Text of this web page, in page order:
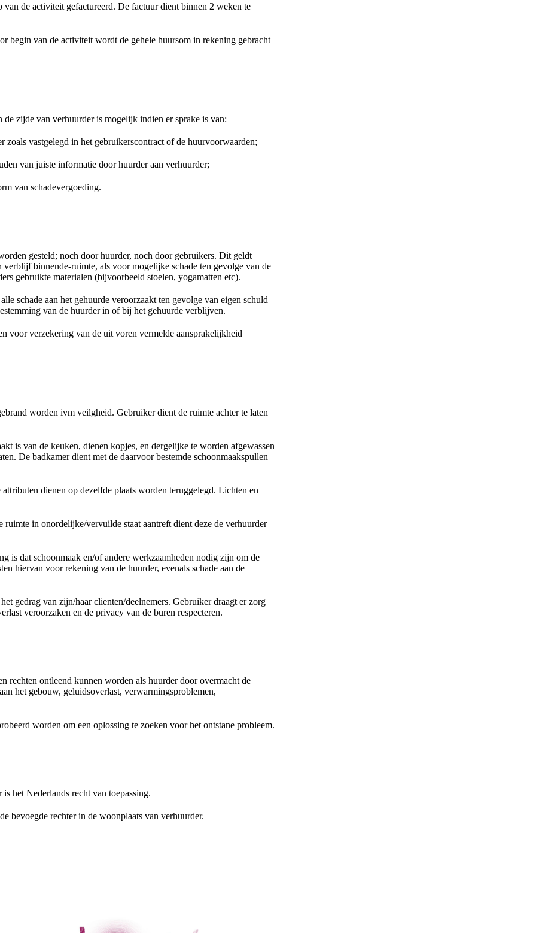
de activiteit gefactureerd. De factuur dient binnen 2 weken te
begin van de activiteit wordt de gehele huursom in rekening gebracht
zijde van verhuurder is mogelijk indien er sprake is van:
vastgelegd in het gebruikerscontract of de huurvoorwaarden;
van juiste informatie door huurder aan verhuurder;
van schadevergoeding.
gesteld; noch door huurder, noch door gebruikers. Dit geldt
binnende-ruimte, als voor mogelijke schade ten gevolge van de
gebruikte materialen (bijvoorbeeld stoelen, yogamatten etc).
schade aan het gehuurde veroorzaakt ten gevolge van eigen schuld
van de huurder in of bij het gehuurde verblijven.
voor verzekering van de uit voren vermelde aansprakelijkheid
worden ivm veilgheid. Gebruiker dient de ruimte achter te laten
is van de keuken, dienen kopjes, en dergelijke te worden afgewassen
De badkamer dient met de daarvoor bestemde schoonmaakspullen
dienen op dezelfde plaats worden teruggelegd. Lichten en
in onordelijke/vervuilde staat aantreft dient deze de verhuurder
is dat schoonmaak en/of andere werkzaamheden nodig zijn om de
hiervan voor rekening van de huurder, evenals schade aan de
gedrag van zijn/haar clienten/deelnemers. Gebruiker draagt er zorg
veroorzaken en de privacy van de buren respecteren.
rechten ontleend kunnen worden als huurder door overmacht de
het gebouw, geluidsoverlast, verwarmingsproblemen,
worden om een oplossing te zoeken voor het ontstane probleem.
het Nederlands recht van toepassing.
bevoegde rechter in de woonplaats van verhuurder.